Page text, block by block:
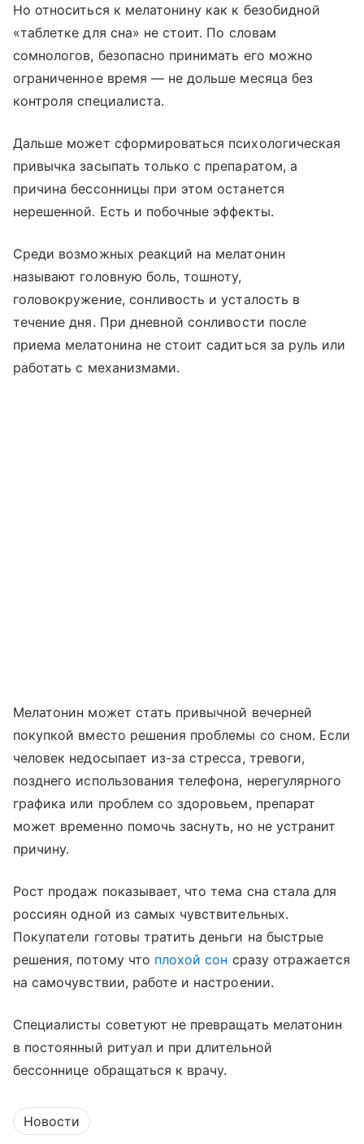
Но относиться к мелатонину как к безобидной
«таблетке для сна» не стоит. По словам
сомнологов, безопасно принимать его можно
ограниченное время — не дольше месяца без
контроля специалиста.
Дальше может сформироваться психологическая
привычка засыпать только с препаратом, а
причина бессонницы при этом останется
нерешенной. Есть и побочные эффекты.
Среди возможных реакций на мелатонин
называют головную боль, тошноту,
головокружение, сонливость и усталость в
течение дня. При дневной сонливости после
приема мелатонина не стоит садиться за руль или
работать с механизмами.
Мелатонин может стать привычной вечерней
покупкой вместо решения проблемы со сном. Если
человек недосыпает из-за стресса, тревоги,
позднего использования телефона, нерегулярного
графика или проблем со здоровьем, препарат
может временно помочь заснуть, но не устранит
причину.
Рост продаж показывает, что тема сна стала для
россиян одной из самых чувствительных.
Покупатели готовы тратить деньги на быстрые
решения, потому что плохой сон сразу отражается
на самочувствии, работе и настроении.
Специалисты советуют не превращать мелатонин
в постоянный ритуал и при длительной
бессоннице обращаться к врачу.
Новости